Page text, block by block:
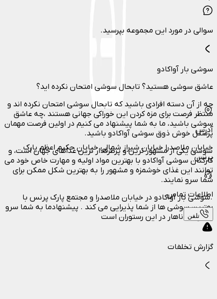
سوالی در مورد این مجموعه بپرسید.
سوشی بار آواکادو
عاشق سوشی هستید؟ تابحال سوشی امتحان نکرده اید؟
چه از آن دسته افرادی باشید که تابحال سوشی امتحان نکرده اند و
منتظر فرصت برای مزه کردن این خوراکی جهانی هستند ،چه عاشق
سوشی باشید، ما به شما پیشنهاد می کنیم در اولین فرصت مهمان
پرسنل خوش ذوق سوشی آواکادو باشید.
سوشی یکی از مشهور ترین و پرطرفدار ترین غذاهای جهان است، و
کارکنان سوشی آواکادو با بهترین مواد اولیه و مهارت خاص خود می
توانند این غذای خوشمزه و مشهور را به بهترین شکل ممکن برای
شما سرو نمایند.
.سوشی بار آواکادو در خیابان ملاصدرا و مجتمع پارک پرنس با
بهترین سوشی ها از شما پذیرایی می کند . پیشنهادما به شما سرو
یک وعده ناهار در این رستوران است
آدرس
خیابان ملاصدرا خیابان شیراز شمالی خیابان حکیم اعظم پارک
پرنس
اطلاعات تماس
تلفن
گزارش تخلفات